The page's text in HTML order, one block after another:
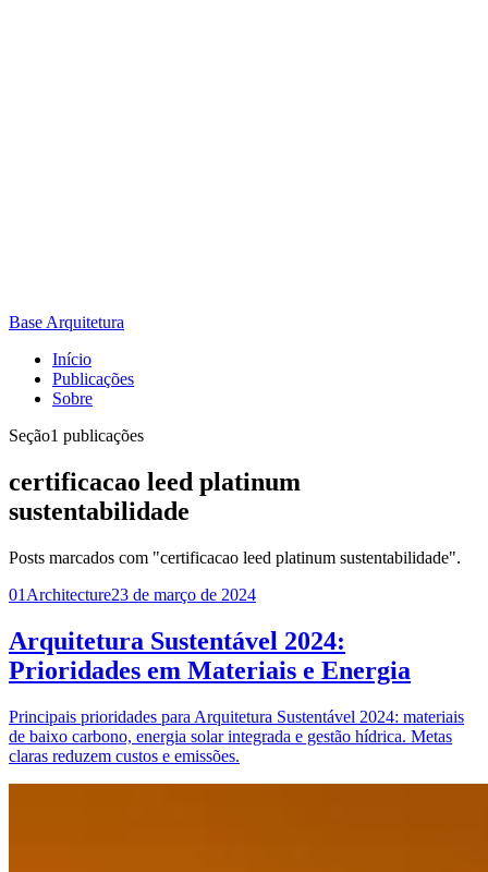
Base Arquitetura
Início
Publicações
Sobre
Seção1 publicações
certificacao leed platinum
sustentabilidade
Posts marcados com "certificacao leed platinum sustentabilidade".
01 Architecture23 de março de 2024
Arquitetura Sustentável 2024:
Prioridades em Materiais e Energia
Principais prioridades para Arquitetura Sustentável 2024: materiais
de baixo carbono, energia solar integrada e gestão hídrica. Metas
claras reduzem custos e emissões.